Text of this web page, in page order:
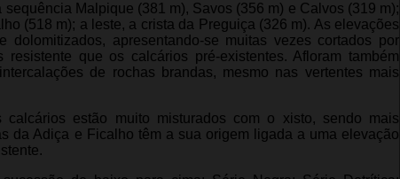
Malpique (381 m), Savos (356 m) e Calvos (319 m);
(518 m); a leste, a crista da Preguiça (326 m). As elevações
apresentando-se muitas vezes cortados por
que os calcários pré-existentes. Afloram também
de rochas brandas, mesmo nas vertentes mais
estão muito misturados com o xisto, sendo mais
da Adiça e Ficalho têm a sua origem ligada a uma elevação